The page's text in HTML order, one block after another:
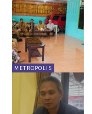
METROPOLIS